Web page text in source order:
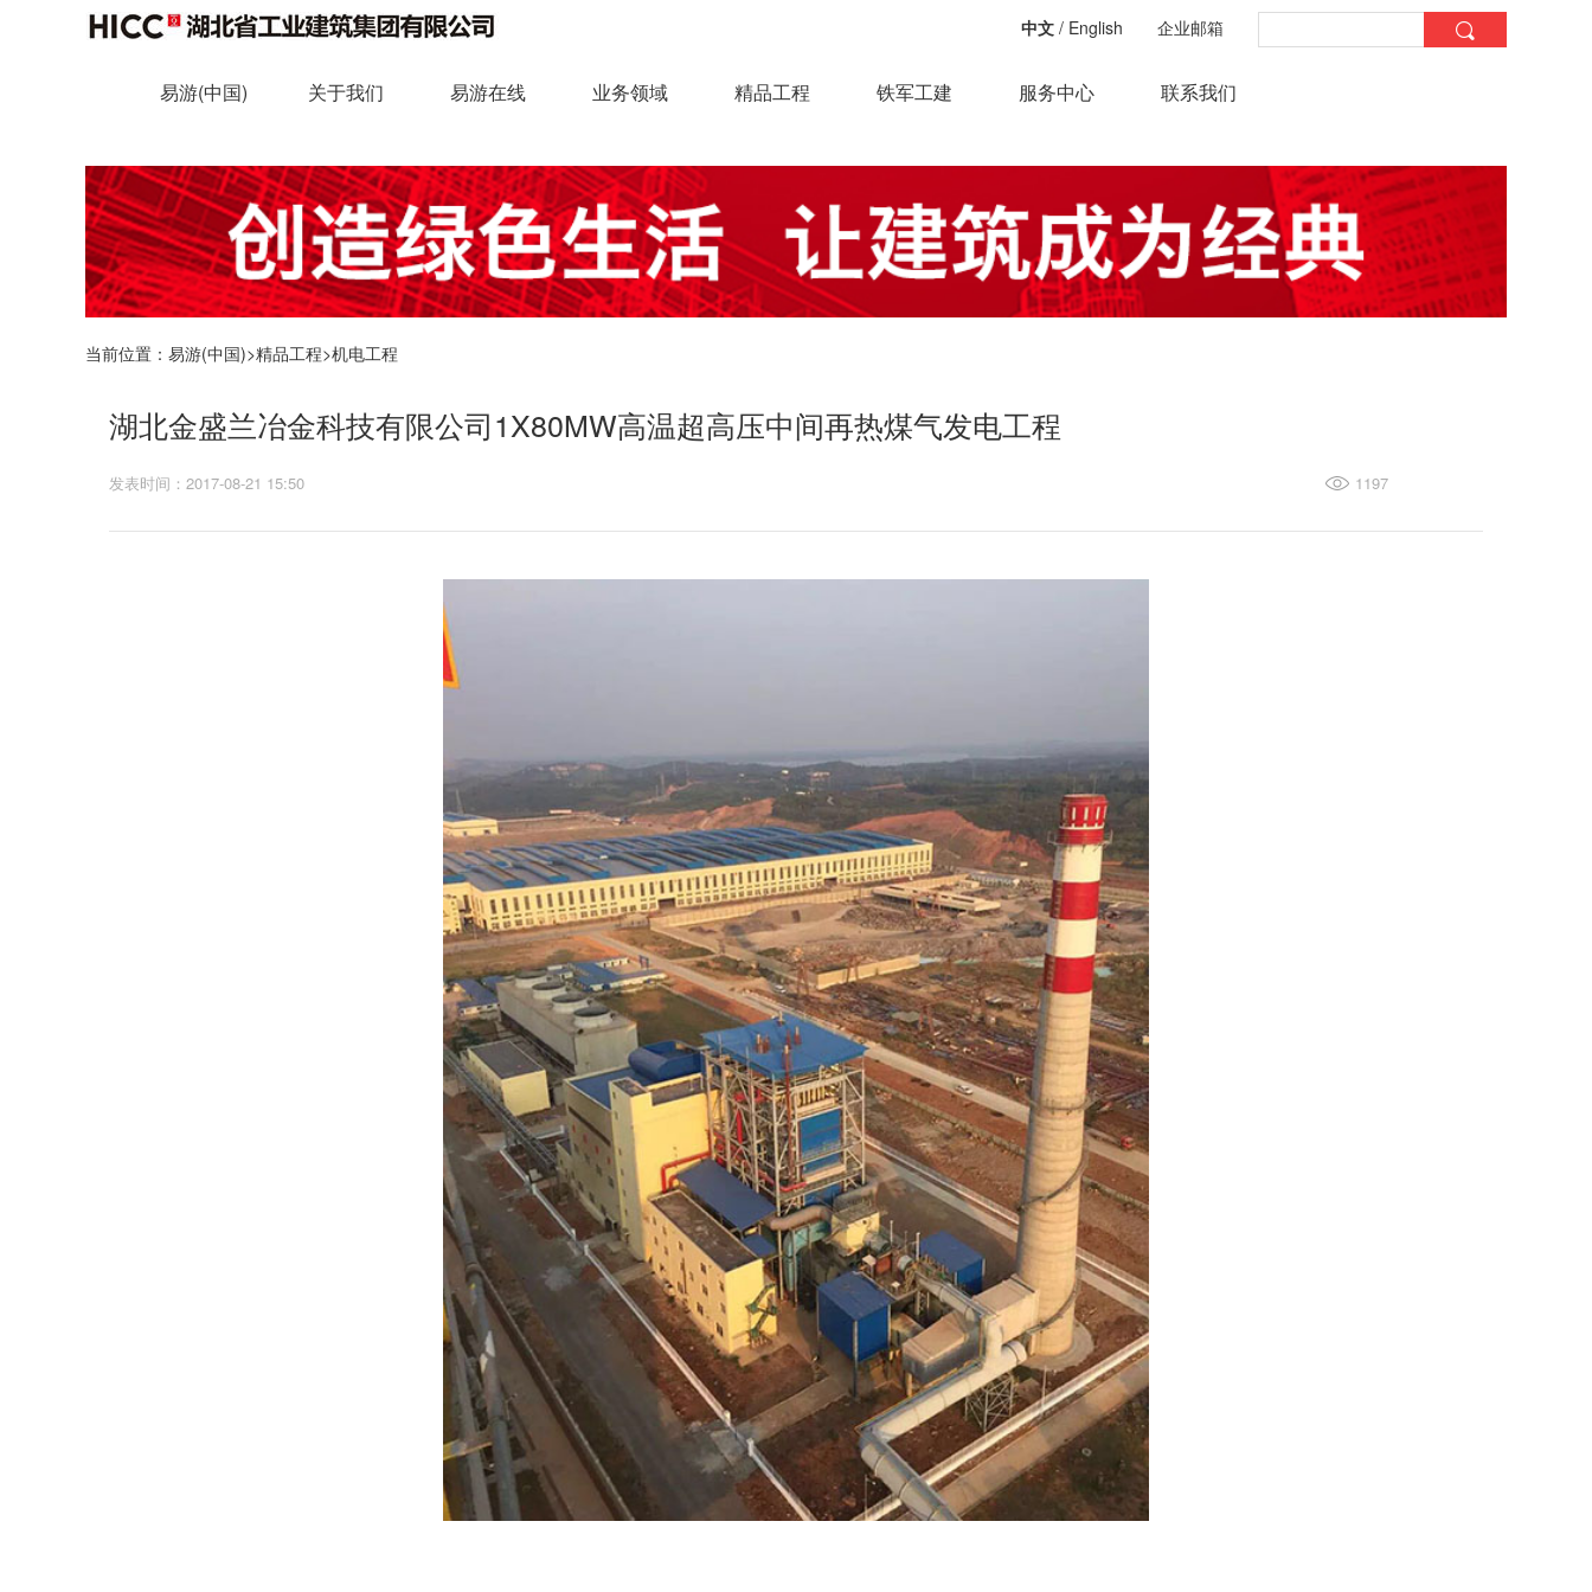
中文 / English 企业邮箱
易游(中国) 关于我们 易游在线 业务领域 精品工程 铁军工建 服务中心 联系我们
当前位置： 易游(中国)>精品工程>机电工程
湖北金盛兰冶金科技有限公司1X80MW高温超高压中间再热煤气发电工程
发表时间：2017-08-21 15:50 1197